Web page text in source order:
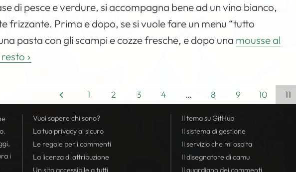
di pesce e verdure, si accompagna bene ad un vino bianco,
frizzante. Prima e dopo, se si vuole fare un menu “tutto
pasta con gli scampi e cozze fresche, e dopo una mousse al
1 2 3 4 … 8 9 10 11
i
Vuoi sapere chi sono?
La tua privacyal sicuro
Le regole per i commenti
La licenza di attribuzione
Un sito accessibile a tutti
Il tema su GitHub
Il sistema di gestione
Il servizio che mi ospita
Il disegnatore di camu
Il guardiano dei commenti